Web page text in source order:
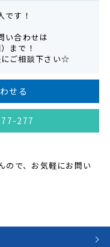
です！
い合わせは
）まで！
にご相談下さい☆
せる
277
ので、お気軽にお問い